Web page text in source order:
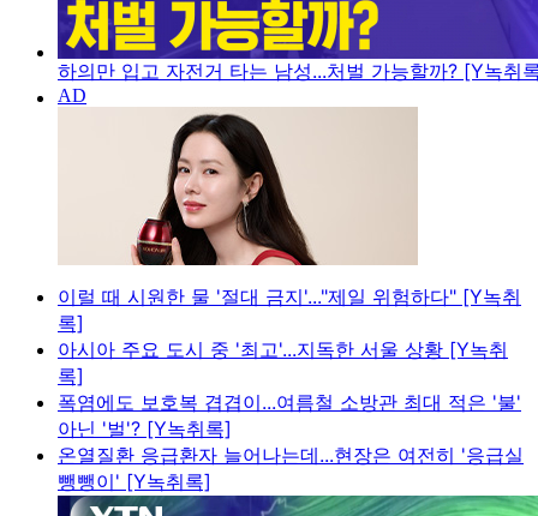
하의만 입고 자전거 타는 남성...처벌 가능할까? [Y녹취
이럴 때 시원한 물 '절대 금지'..."제일 위험하다" [Y녹취
록]
아시아 주요 도시 중 '최고'...지독한 서울 상황 [Y녹취
록]
폭염에도 보호복 겹겹이...여름철 소방관 최대 적은 '불'
아닌 '벌'? [Y녹취록]
온열질환 응급환자 늘어나는데...현장은 여전히 '응급실
뺑뺑이' [Y녹취록]